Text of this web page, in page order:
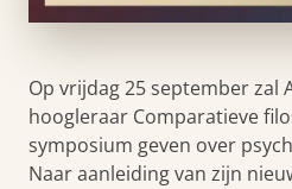
Op vrijdag 25 september zal
hoogleraar Comparatieve
symposium geven over
Naar aanleiding van zijn